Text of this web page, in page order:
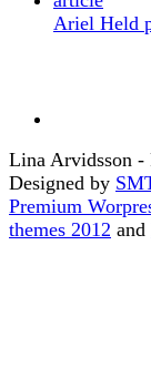
Ariel Held
Lina Arvidsson -
Designed by
Premium
themes 2012 and